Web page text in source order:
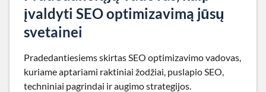
įvaldyti SEO optimizavimą jūsų
svetainei
Pradedantiesiems skirtas SEO optimizavimo vadovas,
kuriame aptariami raktiniai žodžiai, puslapio SEO,
techniniai pagrindai ir augimo strategijos.